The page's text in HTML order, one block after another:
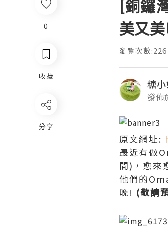
0
收藏
分享
[銅鑼
美又
瀏覽次數
糖
發佈
原文網址:
最近有做
間)，愈來
他們的
晚! (敬請